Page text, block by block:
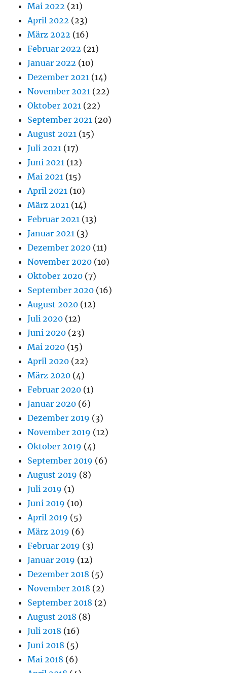
Mai 2022 (21)
April 2022 (23)
März 2022 (16)
Februar 2022 (21)
Januar 2022 (10)
Dezember 2021 (14)
November 2021 (22)
Oktober 2021 (22)
September 2021 (20)
August 2021 (15)
Juli 2021 (17)
Juni 2021 (12)
Mai 2021 (15)
April 2021 (10)
März 2021 (14)
Februar 2021 (13)
Januar 2021 (3)
Dezember 2020 (11)
November 2020 (10)
Oktober 2020 (7)
September 2020 (16)
August 2020 (12)
Juli 2020 (12)
Juni 2020 (23)
Mai 2020 (15)
April 2020 (22)
März 2020 (4)
Februar 2020 (1)
Januar 2020 (6)
Dezember 2019 (3)
November 2019 (12)
Oktober 2019 (4)
September 2019 (6)
August 2019 (8)
Juli 2019 (1)
Juni 2019 (10)
April 2019 (5)
März 2019 (6)
Februar 2019 (3)
Januar 2019 (12)
Dezember 2018 (5)
November 2018 (2)
September 2018 (2)
August 2018 (8)
Juli 2018 (16)
Juni 2018 (5)
Mai 2018 (6)